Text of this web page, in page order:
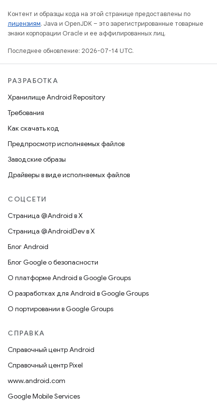
Контент и образцы кода на этой странице предоставлены по
лицензиям. Java и OpenJDK – это зарегистрированные товарные
знаки корпорации Oracle и ее аффилированных лиц.
Последнее обновление: 2026-07-14 UTC.
РАЗРАБОТКА
Хранилище Android Repository
Требования
Как скачать код
Предпросмотр исполняемых файлов
Заводские образы
Драйверы в виде исполняемых файлов
СОЦСЕТИ
Страница @Android в X
Страница @AndroidDev в X
Блог Android
Блог Google о безопасности
О платформе Android в Google Groups
О разработках для Android в Google Groups
О портировании в Google Groups
СПРАВКА
Справочный центр Android
Справочный центр Pixel
www.android.com
Google Mobile Services